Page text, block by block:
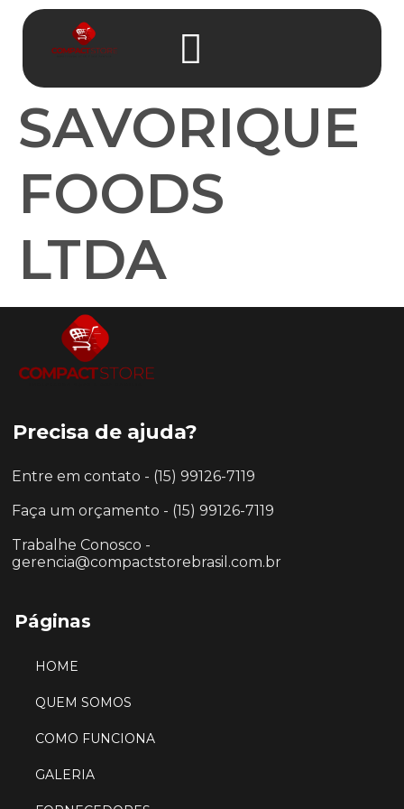
SAVORIQUE
FOODS
LTDA
Precisa de ajuda?
Entre em contato - (15) 99126-7119
Faça um orçamento - (15) 99126-7119
Trabalhe Conosco -
gerencia@compactstorebrasil.com.br
Páginas
HOME
QUEM SOMOS
COMO FUNCIONA
GALERIA